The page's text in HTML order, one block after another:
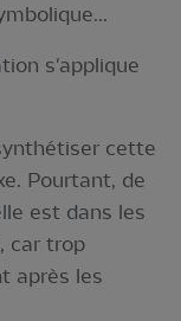
s'applique
cette
Pourtant, de
est dans les
car trop
après les